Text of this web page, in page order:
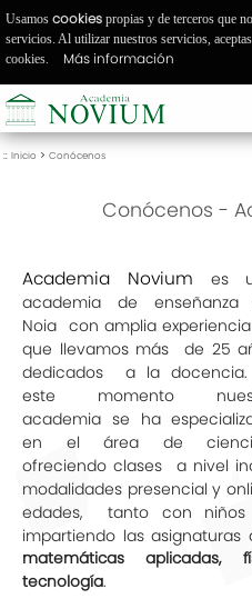
:: Inicio > Conócenos
Conócenos -
Academia Novium es
academia de enseñanza
Noia con amplia
que llevamos más de 25
dedicados a la docencia.
este momento
academia se ha
en el área de
ofreciendo clases a nivel
modalidades presencial y
edades, tanto con niños
impartiendo las asignaturas
matemáticas aplicadas,
tecnología.
Usamos cookies propias y de terceros que
servicios. Al utilizar nuestros servicios,
cookies.
Más información